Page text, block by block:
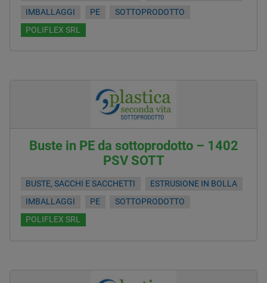
IMBALLAGGI
PE
SOTTOPRODOTTO
POLIFLEX SRL
Buste in PE da sottoprodotto – 1402
PSV SOTT
BUSTE, SACCHI E SACCHETTI
ESTRUSIONE IN BOLLA
IMBALLAGGI
PE
SOTTOPRODOTTO
POLIFLEX SRL